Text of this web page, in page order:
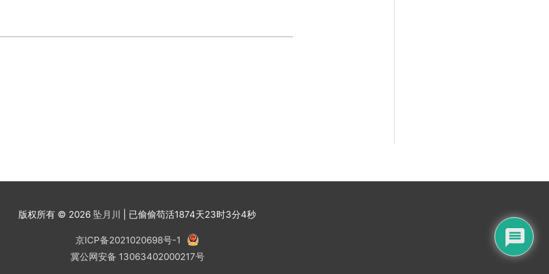
版权所有 © 2026 坠月川 | 已偷偷苟活1874天23时3分5秒
京ICP备2021020698号-1
冀公网安备 13063402000217号